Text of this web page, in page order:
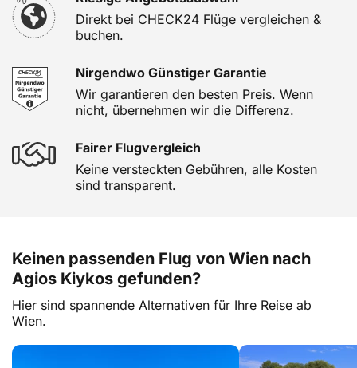
Direkt bei CHECK24 Flüge vergleichen &
buchen.
Nirgendwo Günstiger Garantie
Wir garantieren den besten Preis. Wenn
nicht, übernehmen wir die Differenz.
Fairer Flugvergleich
Keine versteckten Gebühren, alle Kosten
sind transparent.
Keinen passenden Flug von Wien nach
Agios Kiykos gefunden?
Hier sind spannende Alternativen für Ihre Reise ab
Wien.